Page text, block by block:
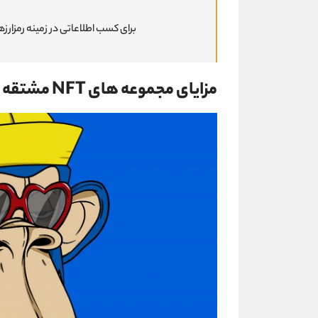
برای کسب اطلاعاتی در زمینه
مزایای مجموعه های NFT مشتقه رسمی